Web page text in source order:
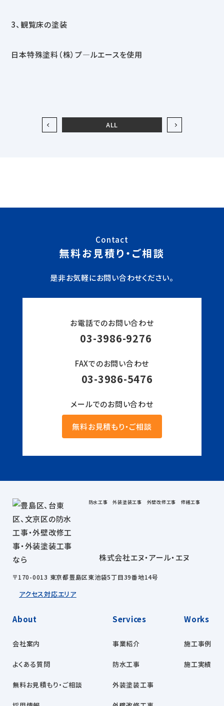
3、観覧床の塗装
日本特殊塗料（株）プ―ルエースを使用
ALL
Contact
無料お見積り・ご相談
是非お気軽にお問い合わせください。
お電話でのお問い合わせ
03-3986-9276
FAXでのお問い合わせ
03-3986-5476
メールでのお問い合わせ
無料お見積もり・ご相談
防水工事 外装塗装工事 外壁改修工事 修繕工事
株式会社エヌ・アール・エヌ
〒170-0013 東京都豊島区東池袋5丁目39番地14号
アクセス対応エリア
About
会社案内
よくある質問
無料お見積もり・ご相談
Services
事業紹介
防水工事
外装塗装工事
Works
施工事例
施工実績